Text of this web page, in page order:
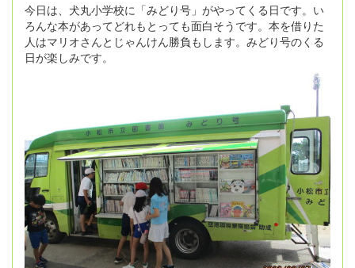
今日は、犬丸小学校に「みどり号」がやってくる日です。い
ろんな本があってどれもとっても面白そうです。本を借りた
人はマリオさんとじゃんけん勝負もします。みどり号のくる
日が楽しみです。